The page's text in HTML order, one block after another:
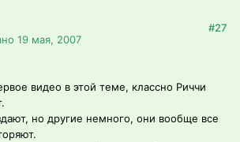
19 мая, 2007
#27
видео в этой теме, классно Риччи
но другие немного, они вообще все